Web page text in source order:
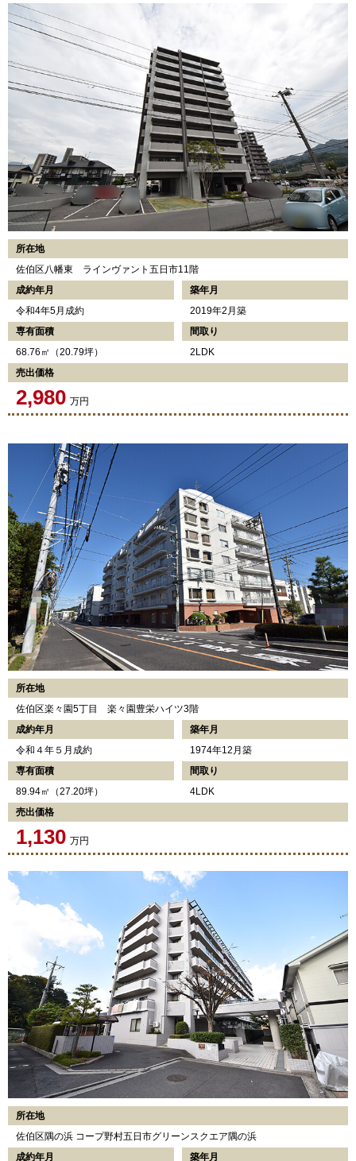
所在地
佐伯区八幡東 ラインヴァント五日市11階
成約年月
築年月
令和4年5月成約
2019年2月築
専有面積
間取り
68.76㎡（20.79坪）
2LDK
売出価格
2,980 万円
所在地
佐伯区楽々園5丁目 楽々園豊栄ハイツ3階
成約年月
築年月
令和４年５月成約
1974年12月築
専有面積
間取り
89.94㎡（27.20坪）
4LDK
売出価格
1,130 万円
所在地
佐伯区隅の浜 コープ野村五日市グリーンスクエア隅の浜
成約年月
築年月